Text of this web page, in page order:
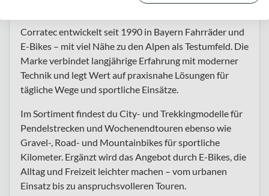
Touren – durchdacht entwickelt in Bayern.
Corratec entwickelt seit 1990 in Bayern Fahrräder und
E-Bikes – mit viel Nähe zu den Alpen als Testumfeld. Die
Marke verbindet langjährige Erfahrung mit moderner
Technik und legt Wert auf praxisnahe Lösungen für
tägliche Wege und sportliche Einsätze.
Im Sortiment findest du City- und Trekkingmodelle für
Pendelstrecken und Wochenendtouren ebenso wie
Gravel-, Road- und Mountainbikes für sportliche
Kilometer. Ergänzt wird das Angebot durch E-Bikes, die
Alltag und Freizeit leichter machen – vom urbanen
Einsatz bis zu anspruchsvolleren Touren.